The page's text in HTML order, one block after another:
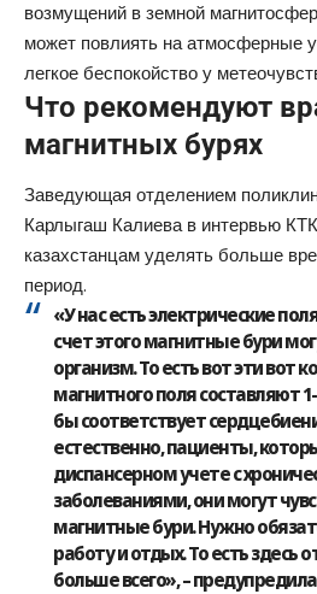
возмущений в земной
может повлиять на атмосферные
легкое беспокойство у
Что рекомендуют
магнитных бурях
Заведующая отделением
Карлыгаш Калиева в интервью КТК
казахстанцам уделять больше
период.
«У нас есть электрические
счет этого магнитные бури
организм. То есть вот эти вот
магнитного поля составляют
бы соответствует
естественно, пациенты,
диспансерном учете с
заболеваниями, они могут
магнитные бури. Нужно
работу и отдых. То есть здесь
больше всего», –